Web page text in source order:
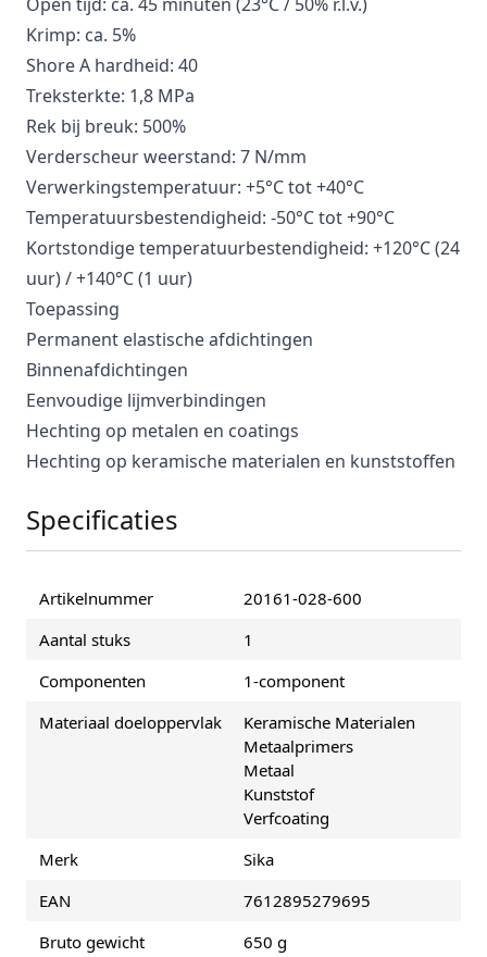
Open tijd: ca. 45 minuten (23°C / 50% r.l.v.)
Krimp: ca. 5%
Shore A hardheid: 40
Treksterkte: 1,8 MPa
Rek bij breuk: 500%
Verderscheur weerstand: 7 N/mm
Verwerkingstemperatuur: +5°C tot +40°C
Temperatuursbestendigheid: -50°C tot +90°C
Kortstondige temperatuurbestendigheid: +120°C (24
uur) / +140°C (1 uur)
Toepassing
Permanent elastische afdichtingen
Binnenafdichtingen
Eenvoudige lijmverbindingen
Hechting op metalen en coatings
Hechting op keramische materialen en kunststoffen
Specificaties
Artikelnummer
20161-028-600
Aantal stuks
1
Componenten
1-component
Materiaal doeloppervlak
Keramische Materialen
Metaalprimers
Metaal
Kunststof
Verfcoating
Merk
Sika
EAN
7612895279695
Bruto gewicht
650 g